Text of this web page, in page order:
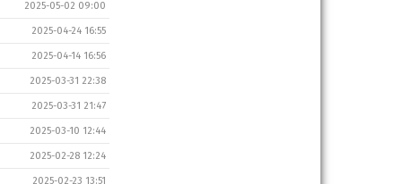
2025-05-02 09:00
2025-04-24 16:55
2025-04-14 16:56
2025-03-31 22:38
2025-03-31 21:47
2025-03-10 12:44
2025-02-28 12:24
2025-02-23 13:51